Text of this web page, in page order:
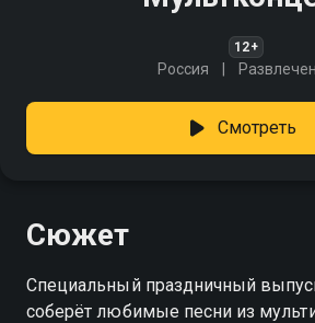
12+
Россия
Смотреть
Сюжет
Cпециальный праздничный
соберёт любимые песни из